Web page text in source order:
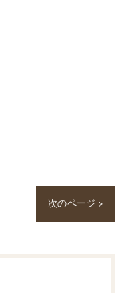
次のページ >